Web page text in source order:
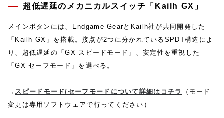
超低遅延のメカニカルスイッチ「Kailh GX」
メインボタンには、Endgame GearとKailh社が共同開発した
「Kailh GX」を搭載。接点が2つに分かれているSPDT構造によ
り、超低遅延の「GX スピードモード」、安定性を重視した
「GX セーフモード」を選べる。
→ スピードモード/セーフモードについて詳細はコチラ
（モード
変更は専用ソフトウェアで行ってください）